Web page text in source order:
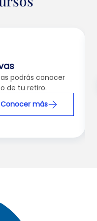
podrás conocer
de tu retiro.
Conocer más